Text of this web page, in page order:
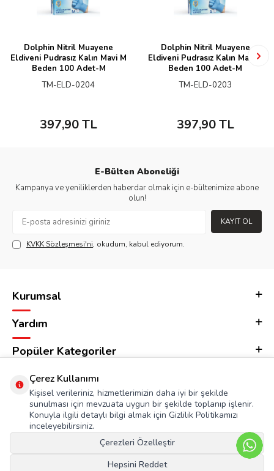
Dolphin Nitril Muayene
Eldiveni Pudrasız Kalın Mavi M
Beden 100 Adet-M
TM-ELD-0204
397,90TL
Dolphin Nitril Muayene
Eldiveni Pudrasız Kalın Mavi S
Beden 100 Adet-M
TM-ELD-0203
397,90TL
E-Bülten Aboneliği
Kampanya ve yeniliklerden haberdar olmak için e-bültenimize abone
olun!
KAYIT OL
KVKK Sözleşmesi'ni, okudum, kabul ediyorum.
Kurumsal
Yardım
Popüler Kategoriler
Adres & İletişim
Çerez Kullanımı
Kişisel verileriniz, hizmetlerimizin daha iyi bir şekilde
sunulması için mevzuata uygun bir şekilde toplanıp işlenir.
Konuyla ilgili detaylı bilgi almak için Gizlilik Politikamızı
inceleyebilirsiniz.
Çerezleri Özelleştir
Hepsini Reddet